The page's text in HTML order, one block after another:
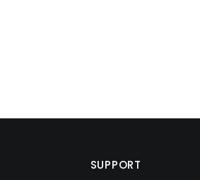
SUPPORT